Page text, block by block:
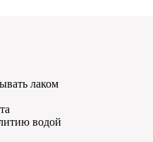
лаком
водой